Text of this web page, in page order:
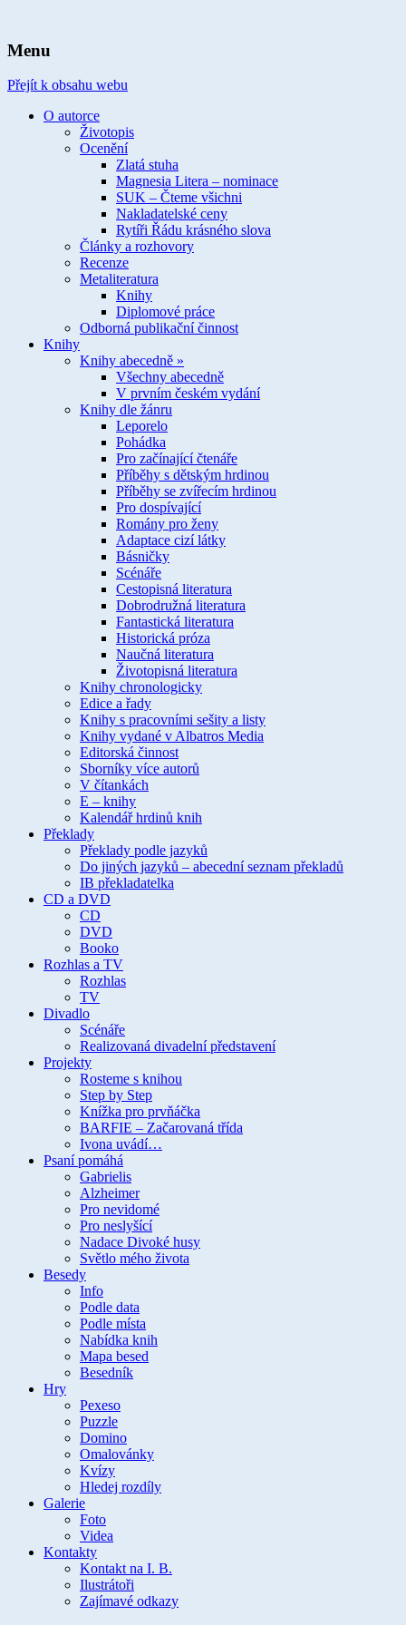
Ivona Březinová
Menu
Přejít k obsahu webu
O autorce
Životopis
Ocenění
Zlatá stuha
Magnesia Litera – nominace
SUK – Čteme všichni
Nakladatelské ceny
Rytíři Řádu krásného slova
Články a rozhovory
Recenze
Metaliteratura
Knihy
Diplomové práce
Odborná publikační činnost
Knihy
Knihy abecedně »
Všechny abecedně
V prvním českém vydání
Knihy dle žánru
Leporelo
Pohádka
Pro začínající čtenáře
Příběhy s dětským hrdinou
Příběhy se zvířecím hrdinou
Pro dospívající
Romány pro ženy
Adaptace cizí látky
Básničky
Scénáře
Cestopisná literatura
Dobrodružná literatura
Fantastická literatura
Historická próza
Naučná literatura
Životopisná literatura
Knihy chronologicky
Edice a řady
Knihy s pracovními sešity a listy
Knihy vydané v Albatros Media
Editorská činnost
Sborníky více autorů
V čítankách
E – knihy
Kalendář hrdinů knih
Překlady
Překlady podle jazyků
Do jiných jazyků – abecední seznam překladů
IB překladatelka
CD a DVD
CD
DVD
Booko
Rozhlas a TV
Rozhlas
TV
Divadlo
Scénáře
Realizovaná divadelní představení
Projekty
Rosteme s knihou
Step by Step
Knížka pro prvňáčka
BARFIE – Začarovaná třída
Ivona uvádí…
Psaní pomáhá
Gabrielis
Alzheimer
Pro nevidomé
Pro neslyšící
Nadace Divoké husy
Světlo mého života
Besedy
Info
Podle data
Podle místa
Nabídka knih
Mapa besed
Besedník
Hry
Pexeso
Puzzle
Domino
Omalovánky
Kvízy
Hledej rozdíly
Galerie
Foto
Videa
Kontakty
Kontakt na I. B.
Ilustrátoři
Zajímavé odkazy